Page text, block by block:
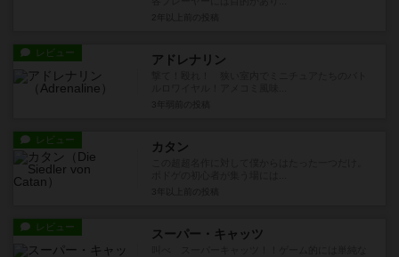
レビュー アドレナリン
レビュー カタン
レビュー スーパー・キャッツ